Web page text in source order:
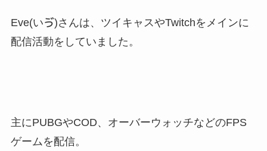
Eve(いゔ)さんは、ツイキャスやTwitchをメインに
配信活動をしていました。
主にPUBGやCOD、オーバーウォッチなどのFPS
ゲームを配信。